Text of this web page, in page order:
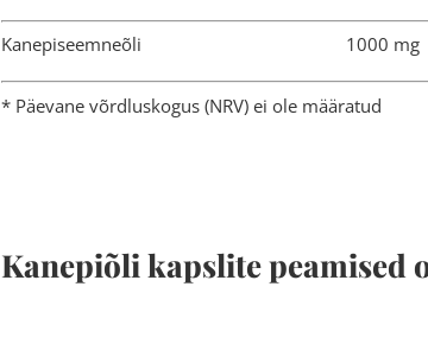
Kanepiseemneõli
* Päevane võrdluskogus (NRV) ei ole määratud
Kanepiõli kapslite peamised